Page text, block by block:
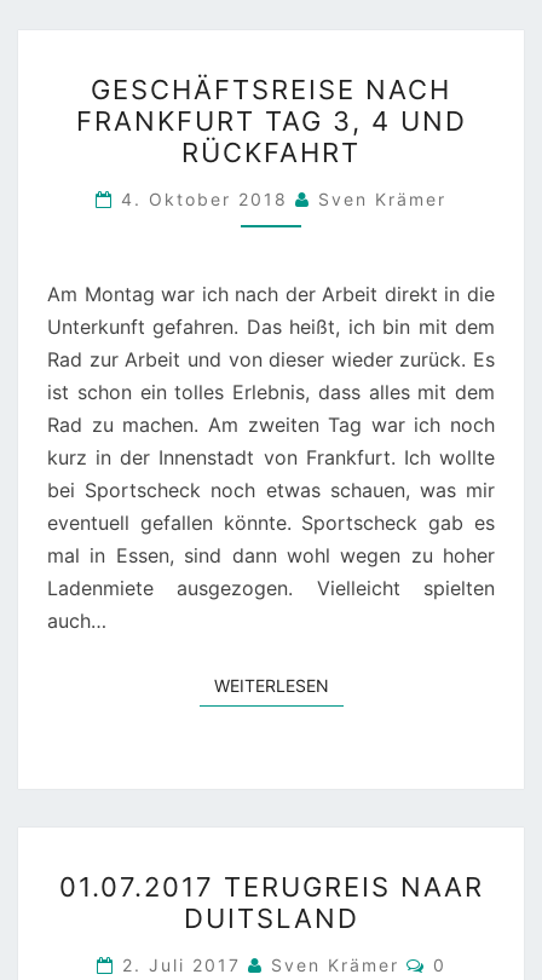
NACH
FRANKFURT
TAG
3,
4
RÜCKFAHRT
GESCHÄFTSREISE NACH
FRANKFURT TAG 3, 4 UND
RÜCKFAHRT
4. Oktober 2018 Sven Krämer
Am Montag war ich nach der Arbeit direkt in die
Unterkunft gefahren. Das heißt, ich bin mit dem
Rad zur Arbeit und von dieser wieder zurück. Es
ist schon ein tolles Erlebnis, dass alles mit dem
Rad zu machen. Am zweiten Tag war ich noch
kurz in der Innenstadt von Frankfurt. Ich wollte
bei Sportscheck noch etwas schauen, was mir
eventuell gefallen könnte. Sportscheck gab es
mal in Essen, sind dann wohl wegen zu hoher
Ladenmiete ausgezogen. Vielleicht spielten
auch…
WEITERLESENWEITERLESEN
TERUGREIS
NAAR
DUITSLAND
01.07.2017 TERUGREIS NAAR
DUITSLAND
2. Juli 2017 Sven Krämer
0